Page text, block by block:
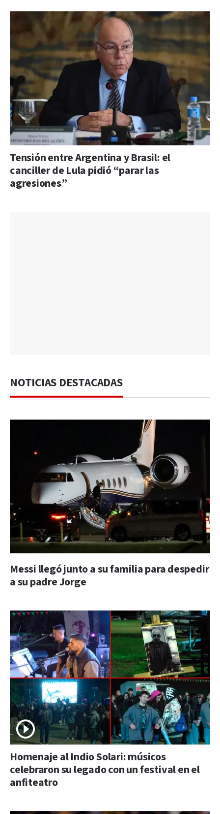
Tensión entre Argentina y Brasil: el
canciller de Lula pidió “parar las
agresiones”
NOTICIAS DESTACADAS
Messi llegó junto a su familia para despedir
a su padre Jorge
Homenaje al Indio Solari: músicos
celebraron su legado con un festival en el
anfiteatro